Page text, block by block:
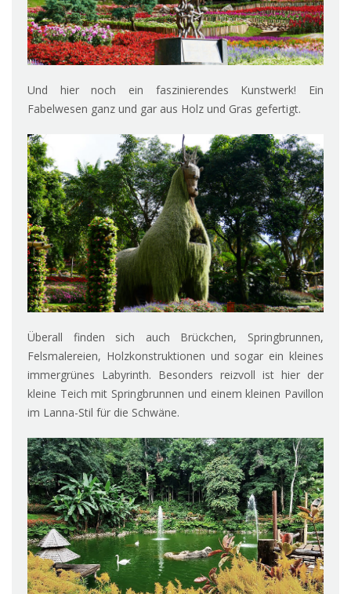
Und hier noch ein faszinierendes Kunstwerk! Ein
Fabelwesen ganz und gar aus Holz und Gras gefertigt.
Überall finden sich auch Brückchen, Springbrunnen,
Felsmalereien, Holzkonstruktionen und sogar ein kleines
immergrünes Labyrinth. Besonders reizvoll ist hier der
kleine Teich mit Springbrunnen und einem kleinen Pavillon
im Lanna-Stil für die Schwäne.